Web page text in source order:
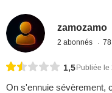
zamozamo
2 abonnés
1,5Publiée le
On s'ennuie sévèrement,